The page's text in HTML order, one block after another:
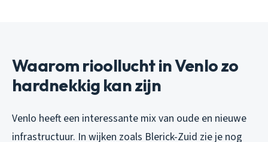
Waarom rioollucht in Venlo zo
hardnekkig kan zijn
Venlo heeft een interessante mix van oude en nieuwe
infrastructuur. In wijken zoals Blerick-Zuid zie je nog